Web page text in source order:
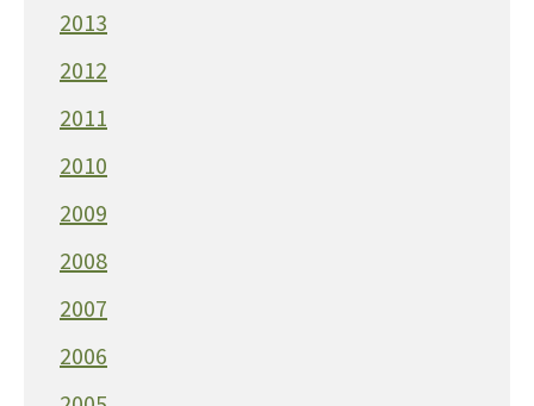
2013
2012
2011
2010
2009
2008
2007
2006